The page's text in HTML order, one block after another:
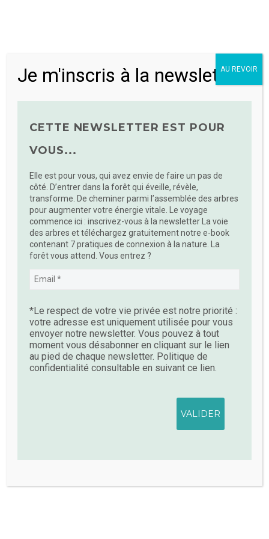
Nous utilisons des cookies pour améliorer votre expérience
de navigation, diffuser des publicités ou des contenus
GUIDES DE BAINS DE FORÊT
Mycélium, annuaire
CHF
Add To Cart
Je m'inscris à la newsletter
CETTE NEWSLETTER EST POUR
VOUS...
Elle est pour vous, qui avez envie de faire un pas de
côté. D’entrer dans la forêt qui éveille, révèle,
transforme. De cheminer parmi l’assemblée des arbres
pour augmenter votre énergie vitale. Le voyage
commence ici : inscrivez-vous à la newsletter La voie
des arbres et téléchargez gratuitement notre e-book
contenant 7 pratiques de connexion à la nature. La
forêt vous attend. Vous entrez ?
*Le respect de votre vie privée est notre priorité :
votre adresse est uniquement utilisée pour vous
envoyer notre newsletter. Vous pouvez à tout
moment vous désabonner en cliquant sur le lien
au pied de chaque newsletter. Politique de
confidentialité consultable en suivant ce lien.
AU REVOIR